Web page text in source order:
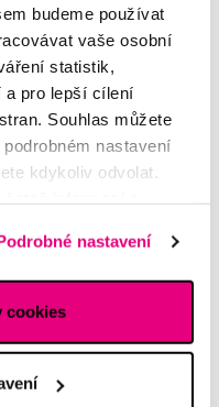
budeme používat
vaše osobní
statistik,
a pro lepší cílení
Souhlas můžete
nastavení
kdykoliv odvolat.
nastavení
cookies
Pražák